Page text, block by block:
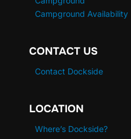
Campground Availability
CONTACT US
Contact Dockside
LOCATION
Where’s Dockside?